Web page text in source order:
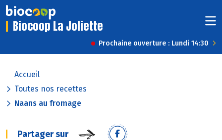
Biocoop La Joliette
Prochaine ouverture : Lundi 14:30
Accueil
Toutes nos recettes
Naans au fromage
Partager sur